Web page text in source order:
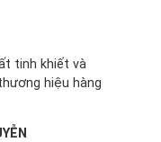
tinh khiết và
hiệu hàng